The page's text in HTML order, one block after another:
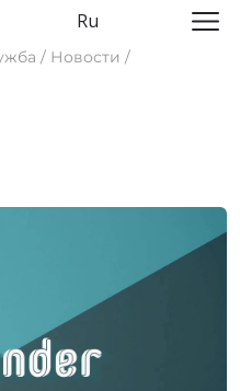
Ru
/ Новости /